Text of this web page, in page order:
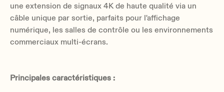
une extension de signaux 4K de haute qualité via un
câble unique par sortie, parfaits pour l'affichage
numérique, les salles de contrôle ou les environnements
commerciaux multi-écrans.
Principales caractéristiques :